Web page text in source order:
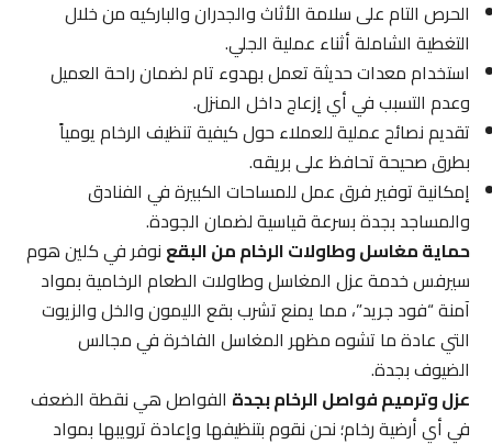
الحرص التام على سلامة الأثاث والجدران والباركيه من خلال
التغطية الشاملة أثناء عملية الجلي.
استخدام معدات حديثة تعمل بهدوء تام لضمان راحة العميل
وعدم التسبب في أي إزعاج داخل المنزل.
تقديم نصائح عملية للعملاء حول كيفية تنظيف الرخام يومياً
بطرق صحيحة تحافظ على بريقه.
إمكانية توفير فرق عمل للمساحات الكبيرة في الفنادق
والمساجد بجدة بسرعة قياسية لضمان الجودة.
حماية مغاسل وطاولات الرخام من البقعنوفر في كلين هوم
سيرفس خدمة عزل المغاسل وطاولات الطعام الرخامية بمواد
آمنة “فود جريد”، مما يمنع تشرب بقع الليمون والخل والزيوت
التي عادة ما تشوه مظهر المغاسل الفاخرة في مجالس
الضيوف بجدة.
عزل وترميم فواصل الرخام بجدةالفواصل هي نقطة الضعف
في أي أرضية رخام؛ نحن نقوم بتنظيفها وإعادة ترويبها بمواد